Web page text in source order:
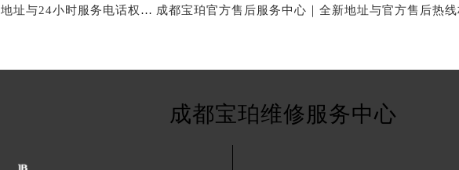
成都宝珀官方售后服务中心｜网点地址与24小时服务电话权威信息公示（2026年7月最新）
成都宝珀维修服务中心